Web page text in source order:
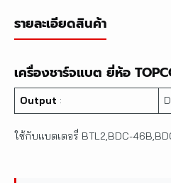
รายละเอียดสินค้า
เครื่องชาร์จแบต ยี่ห้อ
Output :
ใช้กับแบตเตอรี่ BTL2,BDC-